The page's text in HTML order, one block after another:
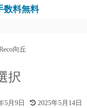
数料無料
向丘
択
5月9日 2025年5月14日